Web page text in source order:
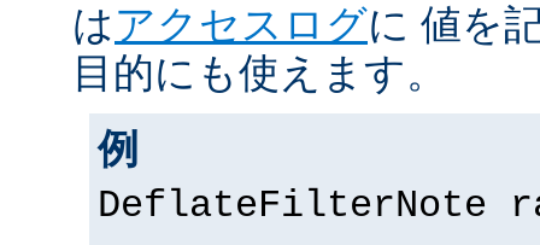
はアクセスログに 値を
目的にも使えます。
例
DeflateFilterNote